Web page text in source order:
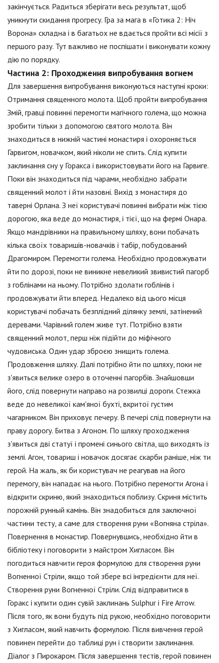
закінчується. Радиться зберігати весь результат, щоб
уникнути скидання прогресу. Гра за мага в «Готика 2: Ніч
Ворона» складна і в багатьох не вдається пройти всі місії з
першого разу. Тут важливо не поспішати і виконувати кожну
дію по порядку.
Частина 2: Проходження випробування вогнем
Для завершення випробування виконуються наступні кроки:
Отримання священного молота. Щоб пройти випробування
Змій, гравці повинні перемогти магічного голема, що можна
зробити тільки з допомогою святого молота. Він
знаходиться в нижній частині монастиря і охороняється
Гарвигом, новачком, який ніколи не спить. Слід купити
заклинання сну у Горакса і використовувати його на Гарвиге.
Поки він знаходиться під чарами, необхідно забрати
священний молот і йти назовні. Вихід з монастиря до
таверні Орлана. З неї користувачі повинні вибрати між тією
дорогою, яка веде до монастиря, і тієї, що на фермі Онара.
Якщо мандрівники на правильному шляху, вони побачать
кілька своїх товаришів-новачків і табір, побудований
Драгомиром. Перемогти голема. Необхідно продовжувати
йти по дорозі, поки не виникне невеликий звивистий пагорб
з гоблінами на ньому. Потрібно здолати гоблінів і
продовжувати йти вперед. Недалеко від цього місця
користувачі побачать безплідний ділянку землі, затінений
деревами. Чарівний голем живе тут. Потрібно взяти
священний молот, перш ніж підійти до міфічного
чудовиська. Один удар зброєю знищить голема.
Продовження шляху. Далі потрібно йти по шляху, поки не
з'явиться велике озеро в оточенні пагорбів. Знайшовши
його, слід повернути направо на розвилці дороги. Стежка
веде до невеликої кам'яної бухті, вкритої густим
чагарником. Він приховує печеру. В печері слід повернути на
праву дорогу. Битва з Агоном. По шляху проходження
з'явиться дві статуї і промені синього світла, що виходять із
землі. Агон, товариш і новачок досягає скарби раніше, ніж ти
герой. На жаль, як би користувач не реагував на його
перемогу, він нападає на нього. Потрібно перемогти Агона і
відкрити скриню, який знаходиться поблизу. Скриня містить
порожній рунный камінь. Він знадобиться для заключної
частини тесту, а саме для створення руни «Вогняна стріла».
Повернення в монастир. Повернувшись, необхідно йти в
бібліотеку і поговорити з майстром Хигласом. Він
погодиться навчити героя формулою для створення руни
Вогненної Стріли, якщо той збере всі інгредієнти для неї.
Створення руни Вогненної Стріли. Слід відправитися в
Горакс і купити один сувій заклинань Sulphur і Fire Arrow.
Після того, як вони будуть під рукою, необхідно поговорити
з Хигласом, який навчить формулою. Після вивчення герой
повинен перейти до таблиці рун і створити заклинання.
Діалог з Пирокаром. Після завершення тестів, герой повинен